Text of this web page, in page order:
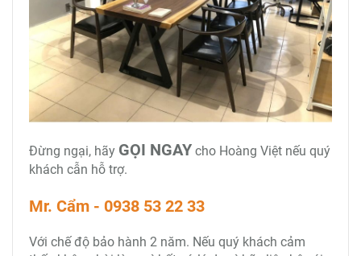
Đừng ngại, hãy GỌI NGAY cho Hoàng Việt nếu quý
khách cẫn hỗ trợ.
Mr. Cẩm - 0938 53 22 33
Với chế độ bảo hành 2 năm. Nếu quý khách cảm